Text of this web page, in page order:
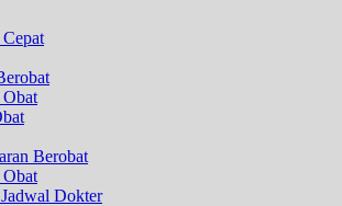
Berobat
Dokter